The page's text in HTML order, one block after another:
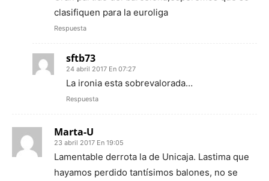
clasifiquen para la euroliga
Respuesta
sftb73
24 abril 2017 En 07:27
La ironia esta sobrevalorada…
Respuesta
Marta-U
23 abril 2017 En 19:05
Lamentable derrota la de Unicaja. Lastima que
hayamos perdido tantísimos balones, no se